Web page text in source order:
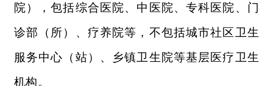
院），包括综合医院、中医院、专科医院、门
诊部（所）、疗养院等，不包括城市社区卫生
服务中心（站）、乡镇卫生院等基层医疗卫生
机构。